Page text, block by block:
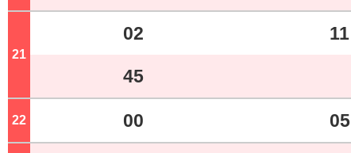
21
02 11
45
22 00 05